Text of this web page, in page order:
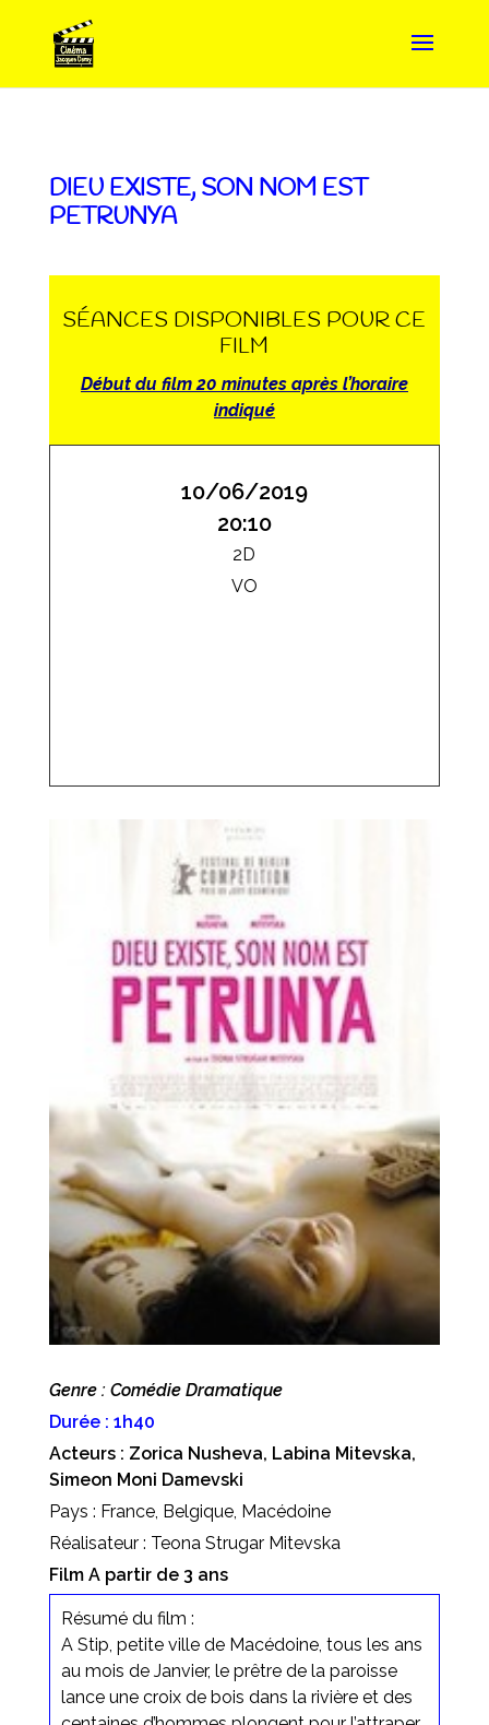
DIEU EXISTE, SON NOM EST
PETRUNYA
SÉANCES DISPONIBLES POUR CE
FILM
Début du film 20 minutes après l’horaire
indiqué
10/06/2019
20:10
2D
VO
Genre : Comédie Dramatique
Durée : 1h40
Acteurs : Zorica Nusheva, Labina Mitevska,
Simeon Moni Damevski
Pays : France, Belgique, Macédoine
Réalisateur : Teona Strugar Mitevska
Film A partir de 3 ans
Résumé du film :
A Stip, petite ville de Macédoine, tous les ans
au mois de Janvier, le prêtre de la paroisse
lance une croix de bois dans la rivière et des